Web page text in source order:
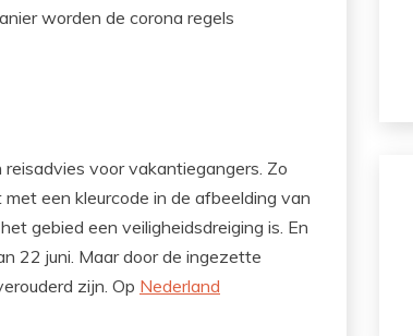
worden de corona regels
voor vakantiegangers. Zo
een kleurcode in de afbeelding van
gebied een veiligheidsdreiging is. En
22 juni. Maar door de ingezette
zijn. Op Nederland